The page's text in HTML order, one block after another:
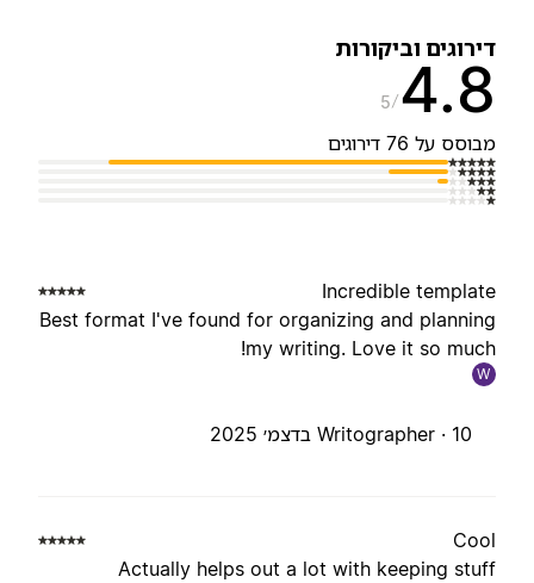
וביקורות
5
על 76 דירוגים
Incredible
Best format I've found for organizing and
my writing. Love it so
Writographer ·
Actually helps out a lot with keeping